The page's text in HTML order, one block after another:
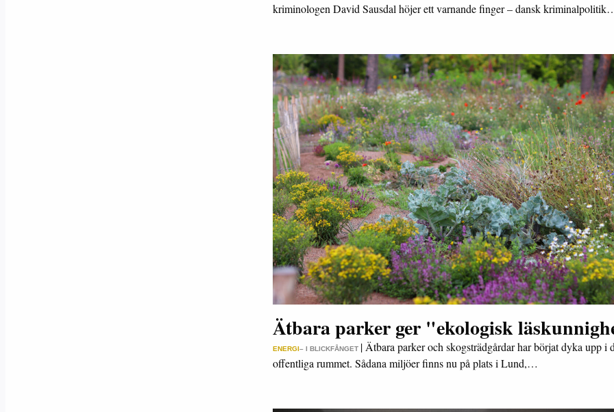
kriminologen David Sausdal höjer ett varnande finger – dansk
Ätbara parker ger "ekologisk
ENERGI– I BLICKFÅNGET | Ätbara parker och skogsträdgårdar har börjat dyka upp i
offentliga rummet. Sådana miljöer finns nu på plats i Lund,…